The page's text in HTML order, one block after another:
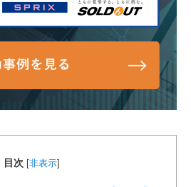
目次 [非表示]